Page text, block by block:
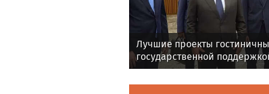
Лучшие проекты
государственной
Четырехзвездный
«Cosmos Selection Внуково